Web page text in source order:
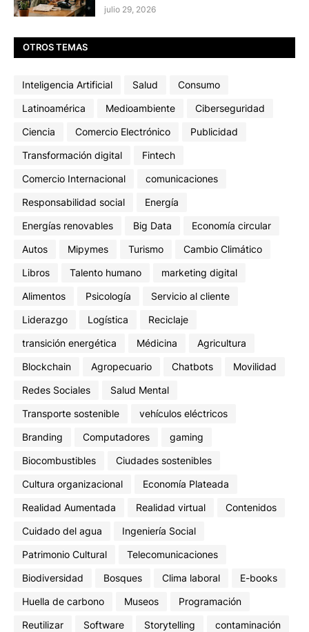
julio 29, 2026
OTROS TEMAS
Inteligencia Artificial Salud
Consumo
Latinoamérica
Medioambiente
Ciberseguridad
Ciencia
Comercio Electrónico
Publicidad
Transformación digital
Fintech
Comercio Internacional
comunicaciones
Responsabilidad social
Energía
Energías renovables
Big Data
Economía circular
Autos
Mipymes Turismo
Cambio Climático
Libros
Talento humano
marketing digital
Alimentos
Psicología
Servicio al cliente
Liderazgo
Logística
Reciclaje
transición energética
Médicina
Agricultura
Blockchain
Agropecuario Chatbots
Movilidad
Redes Sociales
Salud Mental
Transporte sostenible
vehículos eléctricos
Branding
Computadores
gaming
Biocombustibles
Ciudades sostenibles
Cultura organizacional
Economía Plateada
Realidad Aumentada
Realidad virtual
Contenidos
Cuidado del agua
Ingeniería Social
Patrimonio Cultural
Telecomunicaciones
Biodiversidad
Bosques Clima laboral
E-books
Huella de carbono
Museos
Programación
Reutilizar
Software Storytelling
contaminación